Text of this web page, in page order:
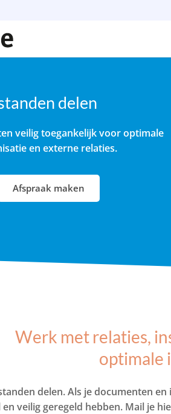
delen
veilig toegankelijk voor optimale
en externe relaties.
Afspraak maken
Werk met relaties,
optimale
delen. Als je documenten
en veilig geregeld hebben. Mail je